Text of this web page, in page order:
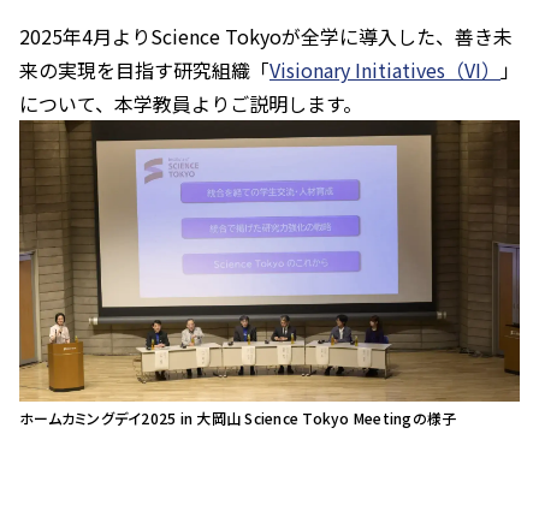
2025年4月よりScience Tokyoが全学に導入した、善き未
来の実現を目指す研究組織「Visionary Initiatives（VI） 」
について、本学教員よりご説明します。
ホームカミングデイ2025 in 大岡山 Science Tokyo Meetingの様子